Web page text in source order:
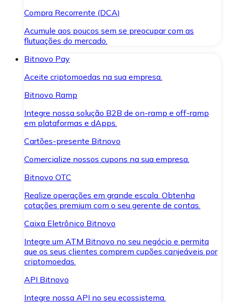
Compra Recorrente (DCA)
Acumule aos poucos sem se preocupar com as
flutuações do mercado.
Bitnovo Pay
Aceite criptomoedas na sua empresa.
Bitnovo Ramp
Integre nossa solução B2B de on-ramp e off-ramp
em plataformas e dApps.
Cartões-presente Bitnovo
Comercialize nossos cupons na sua empresa.
Bitnovo OTC
Realize operações em grande escala. Obtenha
cotações premium com o seu gerente de contas.
Caixa Eletrônico Bitnovo
Integre um ATM Bitnovo no seu negócio e permita
que os seus clientes comprem cupões canjeáveis por
criptomoedas.
API Bitnovo
Integre nossa API no seu ecossistema.